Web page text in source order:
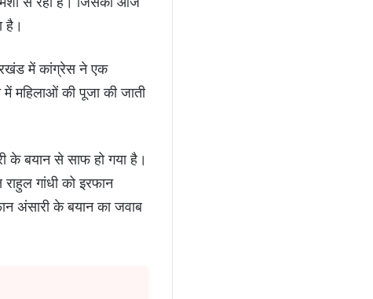
है।
में कांग्रेस ने एक
में महिलाओं की पूजा की जाती
के बयान से साफ हो गया है।
गांधी को इरफान
अंसारी के बयान का जवाब